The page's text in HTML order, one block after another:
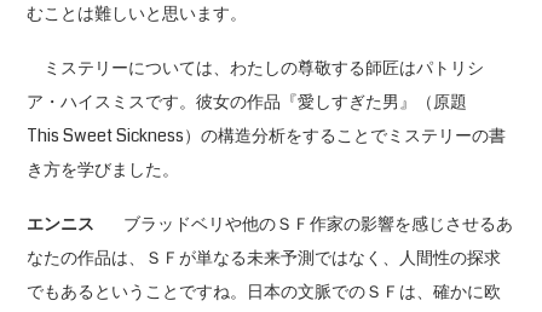
むことは難しいと思います。
ミステリーについては、わたしの尊敬する師匠はパトリシ
ア・ハイスミスです。彼女の作品『愛しすぎた男』（原題
This Sweet Sickness）の構造分析をすることでミステリーの書
き方を学びました。
エンニス ブラッドベリや他のＳＦ作家の影響を感じさせるあ
なたの作品は、ＳＦが単なる未来予測ではなく、人間性の探求
でもあるということですね。日本の文脈でのＳＦは、確かに欧